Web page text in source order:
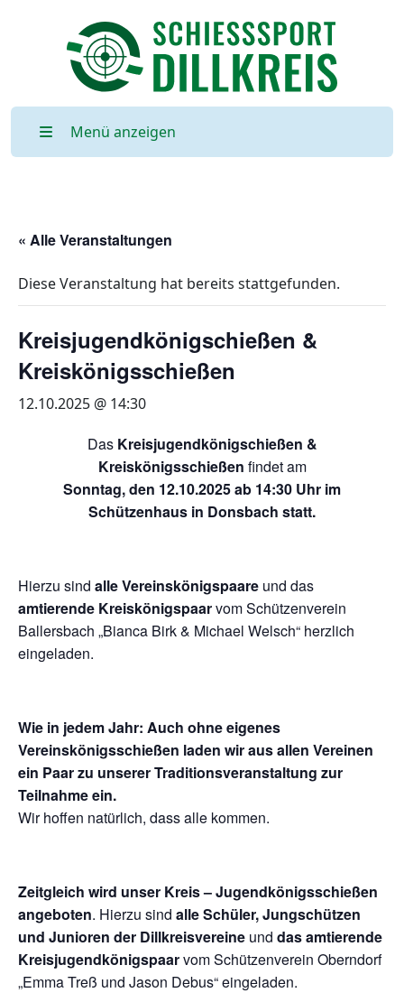
Menü anzeigen
« Alle Veranstaltungen
Diese Veranstaltung hat bereits stattgefunden.
Kreisjugendkönigschießen &
Kreiskönigsschießen
12.10.2025 @ 14:30
Das Kreisjugendkönigschießen &
Kreiskönigsschießen findet am
Sonntag, den 12.10.2025 ab 14:30 Uhr im
Schützenhaus in Donsbach statt.
Hierzu sind alle Vereinskönigspaare und das
amtierende Kreiskönigspaarvom Schützenverein
Ballersbach „Bianca Birk & Michael Welsch“ herzlich
eingeladen.
Wie in jedem Jahr: Auch ohne eigenes
Vereinskönigsschießen laden wir aus allen Vereinen
ein Paar zu unserer Traditionsveranstaltung zur
Teilnahme ein.
Wir hoffen natürlich, dass alle kommen.
Zeitgleich wird unser Kreis – Jugendkönigsschießen
angeboten. Hierzu sind alle Schüler, Jungschützen
und Junioren der Dillkreisvereine und das amtierende
Kreisjugendkönigspaarvom Schützenverein Oberndorf
„Emma Treß und Jason Debus“ eingeladen.